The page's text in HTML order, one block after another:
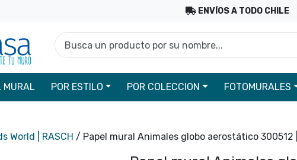
ENVÍOS A TODO CHILE
Busca un producto por su nombre...
MURAL POR ESTILO POR COLECCION FOTOMURALES
World | RASCH / Papel mural Animales globo aerostático 300512